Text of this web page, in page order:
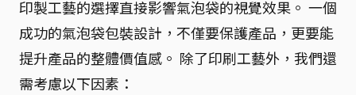
印製工藝的選擇直接影響氣泡袋的視覺效果。 一個
成功的氣泡袋包裝設計，不僅要保護產品，更要能
提升產品的整體價值感。 除了印刷工藝外，我們還
需考慮以下因素：